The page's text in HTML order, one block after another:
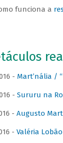
funciona a
- Mart’nália /
- Sururu na
- Augusto
- Valéria